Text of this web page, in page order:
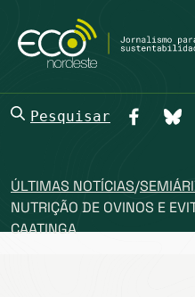
Pesquisar
ÚLTIMAS NOTÍCIAS/
NUTRIÇÃO DE OVINOS E
CAATINGA